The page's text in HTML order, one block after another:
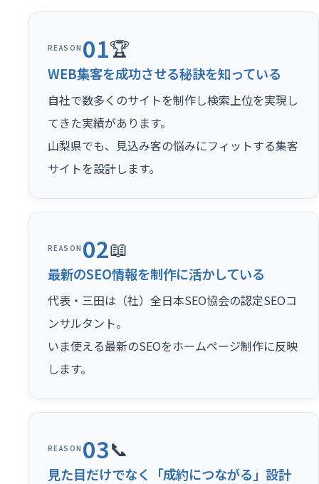
REASON 01🏆
WEB集客を成功させる秘訣を知っている
自社で数多くのサイトを制作し検索上位を実現し
てきた実績があります。
山梨県でも、見込み客の悩みにフィットする集客
サイトを設計します。
REASON 02📖
最新のSEO情報を制作に活かしている
代表・三田は（社）全日本SEO協会の認定SEOコ
ンサルタント。
いま使える最新のSEOをホームページ制作に反映
します。
REASON 03📞
見た目だけでなく「成約につながる」設計